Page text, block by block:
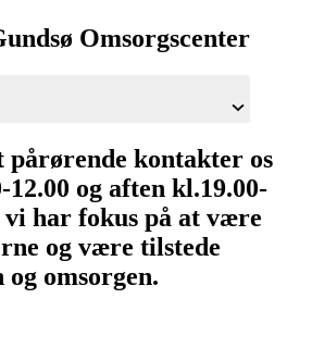
Omsorgscenter
pårørende kontakter os
og aften kl.19.00-
vi har fokus på at være
og være tilstede
omsorgen.